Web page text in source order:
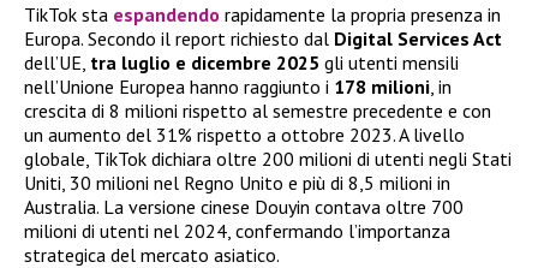
TikTok sta espandendo rapidamente la propria presenza in
Europa. Secondo il report richiesto dal Digital Services Act
dell’UE, tra luglio e dicembre 2025 gli utenti mensili
nell’Unione Europea hanno raggiunto i 178 milioni , in
crescita di 8 milioni rispetto al semestre precedente e con
un aumento del 31% rispetto a ottobre 2023. A livello
globale, TikTok dichiara oltre 200 milioni di utenti negli Stati
Uniti, 30 milioni nel Regno Unito e più di 8,5 milioni in
Australia. La versione cinese Douyin contava oltre 700
milioni di utenti nel 2024, confermando l’importanza
strategica del mercato asiatico.